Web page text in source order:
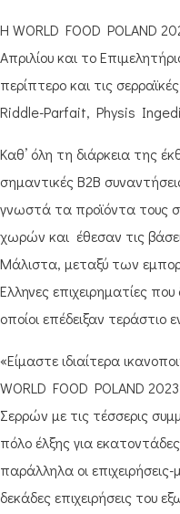
Η WORLD FOOD POLAND
Απριλίου και το
περίπτερο και τις
Riddle-Parfait, Physis
Καθ’ όλη τη διάρκεια της
σημαντικές B2B
γνωστά τα προϊόντα τους
χωρών και έθεσαν τις
Μάλιστα, μεταξύ των
Έλληνες επιχειρηματίες
οποίοι επέδειξαν τεράστιο
«Είμαστε ιδιαίτερα
WORLD FOOD POLAND 2023
Σερρών με τις τέσσερις
πόλο έλξης για
παράλληλα οι
δεκάδες επιχειρήσεις του